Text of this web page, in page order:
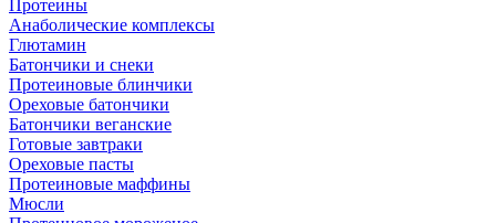
Протеины
Анаболические комплексы
Глютамин
Батончики и снеки
Протеиновые блинчики
Ореховые батончики
Батончики веганские
Готовые завтраки
Ореховые пасты
Протеиновые маффины
Мюсли